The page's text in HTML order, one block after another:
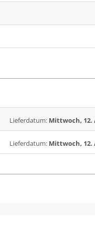
Lieferdatum: Mittwoch, 12.
Lieferdatum: Mittwoch, 12.